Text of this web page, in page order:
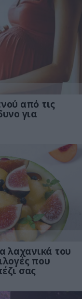
από τις
για
λαχανικά του
που
σας